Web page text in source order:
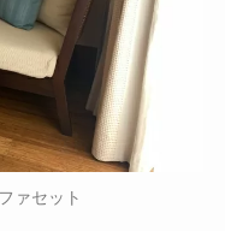
ァセット